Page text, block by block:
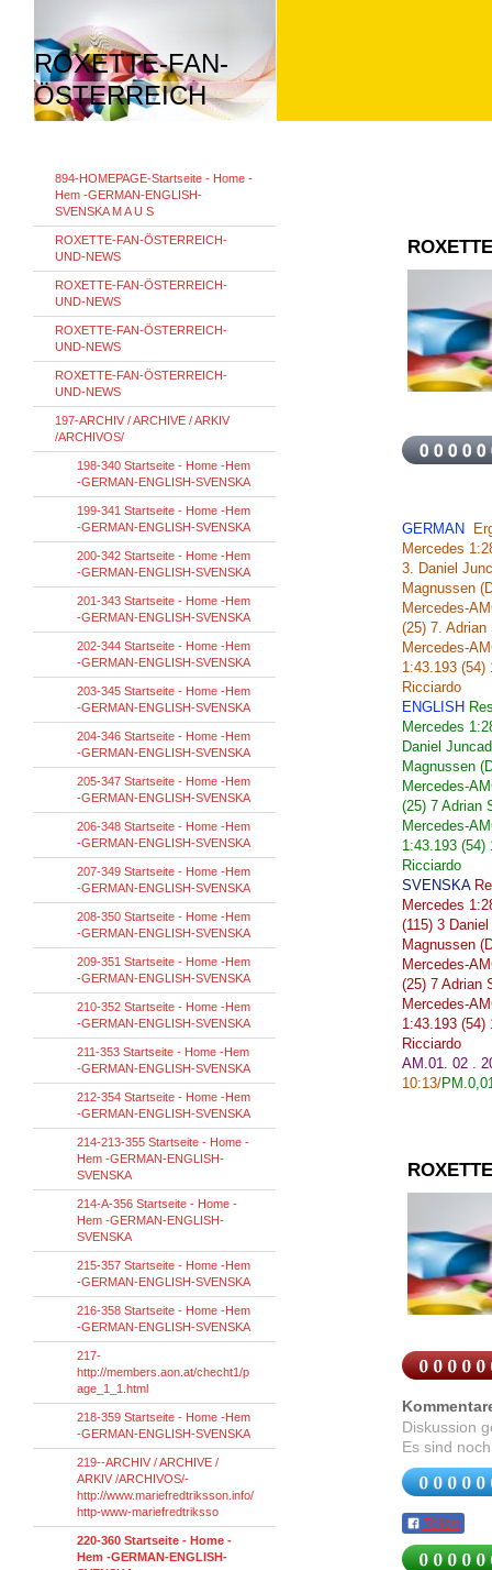
ROXETTE-FAN-
ÖSTERREICH
GERMAN
Mercedes
3. Daniel
Magnussen
Mercedes-
(25) 7. Adrian
Mercedes-
1:43.193 (54)
Ricciardo
ENGLISH
Mercedes
Daniel
Magnussen
Mercedes-
(25) 7 Adrian
Mercedes-
1:43.193 (54)
Ricciardo
SVENSKA
Mercedes
(115) 3 Daniel
Magnussen
Mercedes-
(25) 7 Adrian
Mercedes-
1:43.193 (54)
Ricciardo
AM.01. 02 .
10:13/PM.
Diskussion
Es sind
Teilen
894-HOMEPAGE-Startseite - Home -
Hem -GERMAN-ENGLISH-
SVENSKA M A U S
ROXETTE-FAN-ÖSTERREICH-
UND-NEWS
ROXETTE-FAN-ÖSTERREICH-
UND-NEWS
ROXETTE-FAN-ÖSTERREICH-
UND-NEWS
ROXETTE-FAN-ÖSTERREICH-
UND-NEWS
197-ARCHIV / ARCHIVE / ARKIV
/ARCHIVOS/
198-340 Startseite - Home -Hem
-GERMAN-ENGLISH-SVENSKA
199-341 Startseite - Home -Hem
-GERMAN-ENGLISH-SVENSKA
200-342 Startseite - Home -Hem
-GERMAN-ENGLISH-SVENSKA
201-343 Startseite - Home -Hem
-GERMAN-ENGLISH-SVENSKA
202-344 Startseite - Home -Hem
-GERMAN-ENGLISH-SVENSKA
203-345 Startseite - Home -Hem
-GERMAN-ENGLISH-SVENSKA
204-346 Startseite - Home -Hem
-GERMAN-ENGLISH-SVENSKA
205-347 Startseite - Home -Hem
-GERMAN-ENGLISH-SVENSKA
206-348 Startseite - Home -Hem
-GERMAN-ENGLISH-SVENSKA
207-349 Startseite - Home -Hem
-GERMAN-ENGLISH-SVENSKA
208-350 Startseite - Home -Hem
-GERMAN-ENGLISH-SVENSKA
209-351 Startseite - Home -Hem
-GERMAN-ENGLISH-SVENSKA
210-352 Startseite - Home -Hem
-GERMAN-ENGLISH-SVENSKA
211-353 Startseite - Home -Hem
-GERMAN-ENGLISH-SVENSKA
212-354 Startseite - Home -Hem
-GERMAN-ENGLISH-SVENSKA
214-213-355 Startseite - Home -
Hem -GERMAN-ENGLISH-
SVENSKA
214-A-356 Startseite - Home -
Hem -GERMAN-ENGLISH-
SVENSKA
215-357 Startseite - Home -Hem
-GERMAN-ENGLISH-SVENSKA
216-358 Startseite - Home -Hem
-GERMAN-ENGLISH-SVENSKA
217-
http://members.aon.at/checht1/p
age_1_1.html
218-359 Startseite - Home -Hem
-GERMAN-ENGLISH-SVENSKA
219--ARCHIV / ARCHIVE /
ARKIV /ARCHIVOS/-
http://www.mariefredtriksson.info/
http-www-mariefredtriksso
220-360 Startseite - Home -
Hem -GERMAN-ENGLISH-